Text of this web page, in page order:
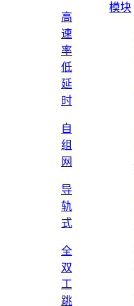
高
速
率
低
延
时
自
组
网
导
轨
式
全
双
工
跳
模块